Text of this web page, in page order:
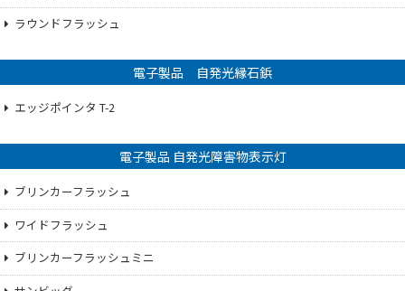
ラウンドフラッシュ
電子製品 自発光縁石鋲
エッジポインタ T-2
電子製品 自発光障害物表示灯
ブリンカーフラッシュ
ワイドフラッシュ
ブリンカーフラッシュミニ